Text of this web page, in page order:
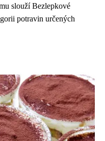
slouží Bezlepkové
potravin určených